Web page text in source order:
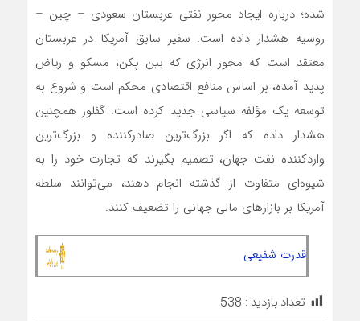
شده؛ درباره ایجاد محور نفتی عربستان سعودی – چین –
روسیه هشدار داده است. سفیر سابق آمریکا در عربستان
معتقد است که محور انرژی که بین پکن، مسکو و ریاض
پدید آمده، بر اساس منافع اقتصادی محکم است و شروع به
توسعه یک مؤلفه سیاسی جدید کرده است. گفلور همچنین
هشدار داده که اگر بزرگ‌ترین صادرکننده و بزرگ‌ترین
واردکننده نفت جهان، تصمیم بگیرند که تجارت خود را به
شیوه‌‌‌ای متفاوت از گذشته انجام دهند، می‌توانند سلطه
آمریکا بر بازارهای مالی جهانی را تضعیف کنند.
قدرت شفیعی
تعداد بازدید : 538